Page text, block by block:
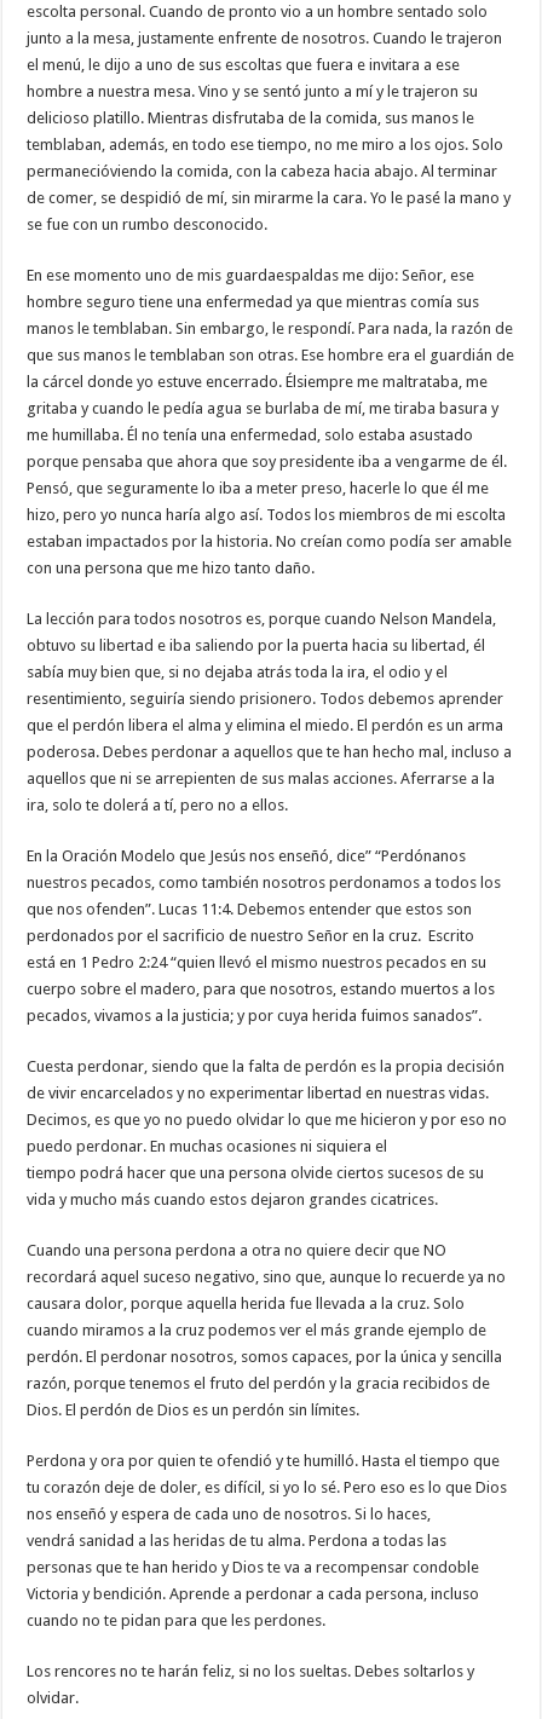
escolta personal. Cuando de pronto vio a un hombre sentado solo
junto a la mesa, justamente enfrente de nosotros. Cuando le trajeron
el menú, le dijo a uno de sus escoltas que fuera e invitara a ese
hombre a nuestra mesa. Vino y se sentó junto a mí y le trajeron su
delicioso platillo. Mientras disfrutaba de la comida, sus manos le
temblaban, además, en todo ese tiempo, no me miro a los ojos. Solo
permanecióviendo la comida, con la cabeza hacia abajo. Al terminar
de comer, se despidió de mí, sin mirarme la cara. Yo le pasé la mano y
se fue con un rumbo desconocido.
En ese momento uno de mis guardaespaldas me dijo: Señor, ese
hombre seguro tiene una enfermedad ya que mientras comía sus
manos le temblaban. Sin embargo, le respondí. Para nada, la razón de
que sus manos le temblaban son otras. Ese hombre era el guardián de
la cárcel donde yo estuve encerrado. Élsiempre me maltrataba, me
gritaba y cuando le pedía agua se burlaba de mí, me tiraba basura y
me humillaba. Él no tenía una enfermedad, solo estaba asustado
porque pensaba que ahora que soy presidente iba a vengarme de él.
Pensó, que seguramente lo iba a meter preso, hacerle lo que él me
hizo, pero yo nunca haría algo así. Todos los miembros de mi escolta
estaban impactados por la historia. No creían como podía ser amable
con una persona que me hizo tanto daño.
La lección para todos nosotros es, porque cuando Nelson Mandela,
obtuvo su libertad e iba saliendo por la puerta hacia su libertad, él
sabía muy bien que, si no dejaba atrás toda la ira, el odio y el
resentimiento, seguiría siendo prisionero. Todos debemos aprender
que el perdón libera el alma y elimina el miedo. El perdón es un arma
poderosa. Debes perdonar a aquellos que te han hecho mal, incluso a
aquellos que ni se arrepienten de sus malas acciones. Aferrarse a la
ira, solo te dolerá a tí, pero no a ellos.
En la Oración Modelo que Jesús nos enseñó, dice” “Perdónanos
nuestros pecados, como también nosotros perdonamos a todos los
que nos ofenden”. Lucas 11:4. Debemos entender que estos son
perdonados por el sacrificio de nuestro Señor en la cruz. Escrito
está en 1 Pedro 2:24 “quien llevó el mismo nuestros pecados en su
cuerpo sobre el madero, para que nosotros, estando muertos a los
pecados, vivamos a la justicia; y por cuya herida fuimos sanados”.
Cuesta perdonar, siendo que la falta de perdón es la propia decisión
de vivir encarcelados y no experimentar libertad en nuestras vidas.
Decimos, es que yo no puedo olvidar lo que me hicieron y por eso no
puedo perdonar. En muchas ocasiones ni siquiera el
tiempo podrá hacer que una persona olvide ciertos sucesos de su
vida y mucho más cuando estos dejaron grandes cicatrices.
Cuando una persona perdona a otra no quiere decir que NO
recordará aquel suceso negativo, sino que, aunque lo recuerde ya no
causara dolor, porque aquella herida fue llevada a la cruz. Solo
cuando miramos a la cruz podemos ver el más grande ejemplo de
perdón. El perdonar nosotros, somos capaces, por la única y sencilla
razón, porque tenemos el fruto del perdón y la gracia recibidos de
Dios. El perdón de Dios es un perdón sin límites.
Perdona y ora por quien te ofendió y te humilló. Hasta el tiempo que
tu corazón deje de doler, es difícil, si yo lo sé. Pero eso es lo que Dios
nos enseñó y espera de cada uno de nosotros. Si lo haces,
vendrá sanidad a las heridas de tu alma. Perdona a todas las
personas que te han herido y Dios te va a recompensar condoble
Victoria y bendición. Aprende a perdonar a cada persona, incluso
cuando no te pidan para que les perdones.
Los rencores no te harán feliz, si no los sueltas. Debes soltarlos y
olvidar.